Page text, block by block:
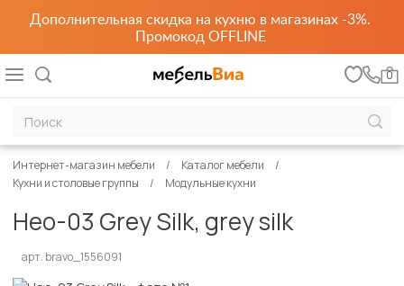
Дополнительная скидка на кухню в магазинах -3%.
Промокод OFFLINE
0
Интернет-магазин мебели
Каталог мебели
Кухни и столовые группы
Модульные кухни
Нео-03 Grey Silk, grey silk
арт. bravo_1556091